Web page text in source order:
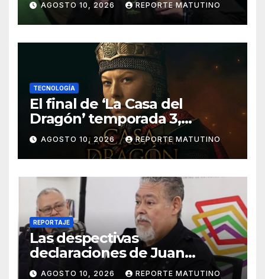
AGOSTO 10, 2026 REPORTE MATUTINO
TECNOLOGÍA
El final de ‘La Casa del
Dragón’ temporada 3,
explicado: ¿Quién muere y
qué pasa con el Trono de
Hierro?
AGOSTO 10, 2026 REPORTE MATUTINO
REPORTAJE
Las despectivas
declaraciones de Juan
Barreto sobre María Corina
AGOSTO 10, 2026 REPORTE MATUTINO